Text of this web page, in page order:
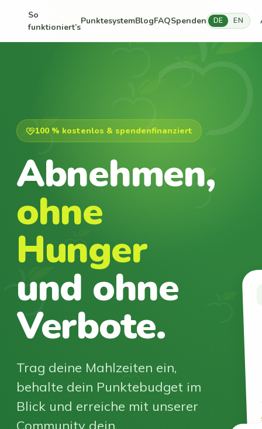
So
funktioniert’s
PunktesystemBlogFAQSpenden DE EN
100 % kostenlos & spendenfinanziert
Abnehmen,
ohne
Hunger
und ohne
Verbote.
Trag deine Mahlzeiten ein,
behalte dein Punktebudget im
Blick und erreiche mit unserer
Community dein